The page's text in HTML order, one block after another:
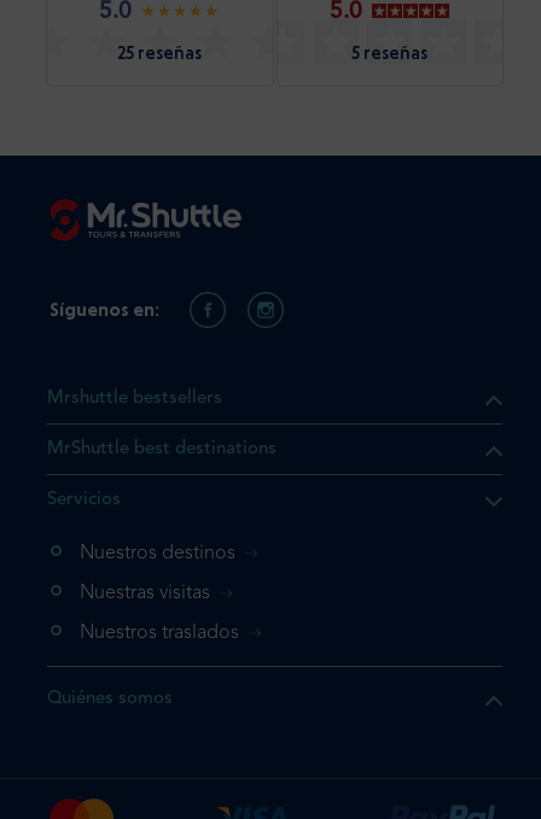
5.0
25 reseñas
5.0
5 reseñas
Mrshuttle bestsellers
MrShuttle best destinations
Servicios
Nuestros destinos
Nuestras visitas
Nuestros traslados
Quiénes somos
Síguenos en: